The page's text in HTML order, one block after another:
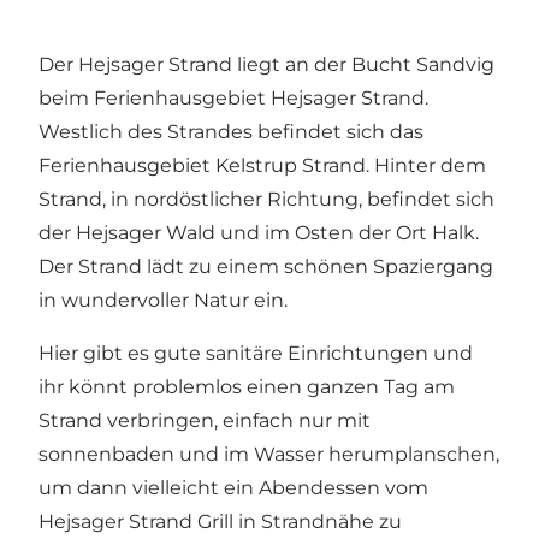
Der Hejsager Strand liegt an der Bucht Sandvig
beim Ferienhausgebiet Hejsager Strand.
Westlich des Strandes befindet sich das
Ferienhausgebiet Kelstrup Strand. Hinter dem
Strand, in nordöstlicher Richtung, befindet sich
der Hejsager Wald und im Osten der Ort Halk.
Der Strand lädt zu einem schönen Spaziergang
in wundervoller Natur ein.
Hier gibt es gute sanitäre Einrichtungen und
ihr könnt problemlos einen ganzen Tag am
Strand verbringen, einfach nur mit
sonnenbaden und im Wasser herumplanschen,
um dann vielleicht ein Abendessen vom
Hejsager Strand Grill in Strandnähe zu